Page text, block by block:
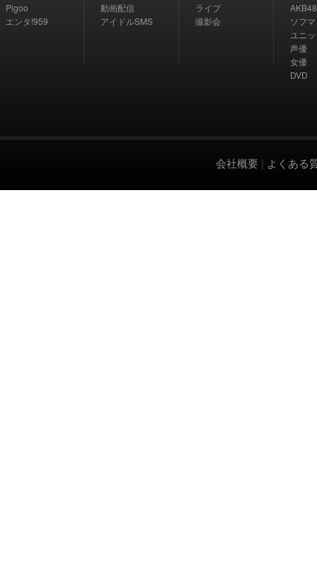
Pigoo
エンタ!959
動画配信
アイドルSMS
ライブ
撮影会
AKB48
ソフ
ユニ
声優
女優
DVD
会社概要 | よくある